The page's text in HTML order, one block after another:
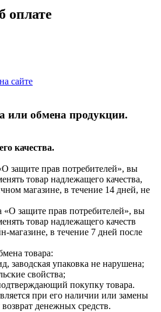
оплате
сайте
или обмена продукции.
качества.
защите прав потребителей», вы
товар надлежащего качества,
магазине, в течение 14 дней, не
«О защите прав потребителей», вы
товар надлежащего качеств
магазине, в течение 7 дней после
товара:
заводская упаковка не нарушена;
свойства;
покупку товара.
при его наличии или замены
денежных средств.